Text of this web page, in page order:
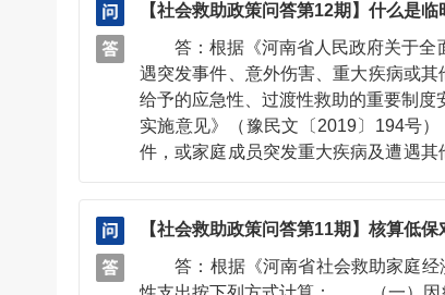
【社会救助政策问答第12期】什么是
答：根据《河南省人民政府关于全面
遇突发事件、意外伤害、重大疾病或
给予的应急性、过渡性救助的重要制
实施意见》（豫民文〔2019〕194
件，或家庭成员突发重大疾病及遭遇
收入应低于当地上年度人均可支配收
办法，不得将临时救助对象仅限
【社会救助政策问答第11期】核算低
答：根据《河南省社会救助家庭经